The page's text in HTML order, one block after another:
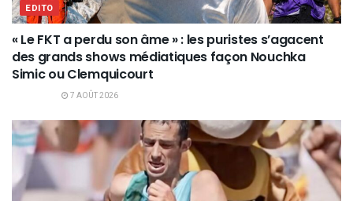
EDITO
« Le FKT a perdu son âme » : les puristes s’agacent
des grands shows médiatiques façon Nouchka
Simic ou Clemquicourt
7 AOÛT 2026